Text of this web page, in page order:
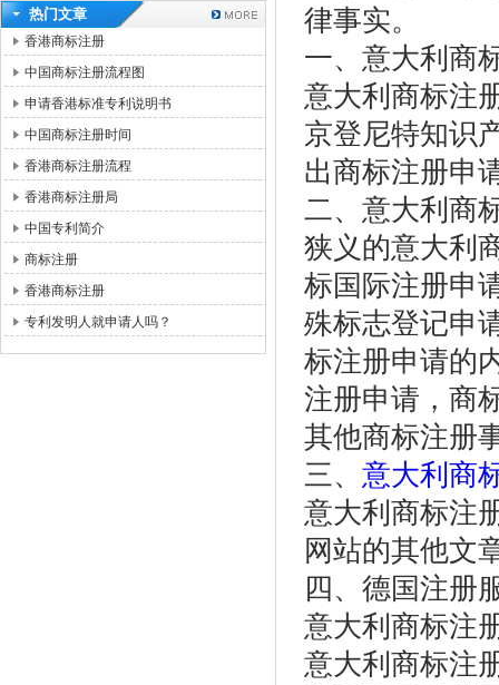
热门文章
香港商标注册
中国商标注册流程图
申请香港标准专利说明书
中国商标注册时间
香港商标注册流程
香港商标注册局
中国专利简介
商标注册
香港商标注册
专利发明人就申请人吗？
律事实。
一、意大利商
意大利商标注
京登尼特知识
出商标注册申
二、意大利商
狭义的意大利
标国际注册申
殊标志登记申
标注册申请的
注册申请，商
其他商标注册
三、 意大利商
意大利商标注
网站的其他文
四、德国注册
意大利商标注
意大利商标注